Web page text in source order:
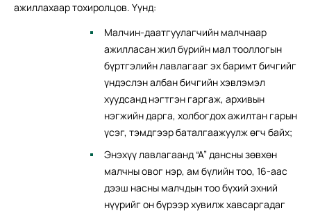
ажиллахаар тохиролцов. Үүнд:
Малчин-даатгуулагчийн малчнаар
ажилласан жил бүрийн мал тооллогын
бүртгэлийн лавлагааг эх баримт бичгийг
үндэслэн албан бичгийн хэвлэмэл
хуудсанд нэгтгэн гаргаж, архивын
нэгжийн дарга, холбогдох ажилтан гарын
үсэг, тэмдгээр баталгаажуулж өгч байх;
Энэхүү лавлагаанд “А” дансны зөвхөн
малчны овог нэр, ам бүлийн тоо, 16-аас
дээш насны малчдын тоо бүхий эхний
нүүрийг он бүрээр хувилж хавсаргадаг